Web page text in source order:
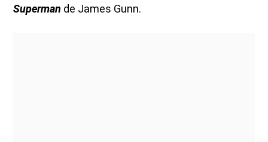
Superman de James Gunn.